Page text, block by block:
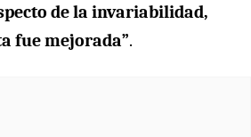
de la invariabilidad,
fue mejorada”.